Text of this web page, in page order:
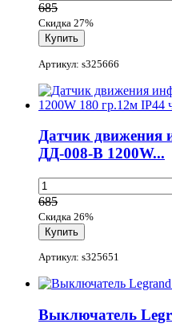
685
Скидка 27%
Артикул: s325666
Датчик движения
ДД-008-B 1200W...
685
Скидка 26%
Артикул: s325651
Выключатель